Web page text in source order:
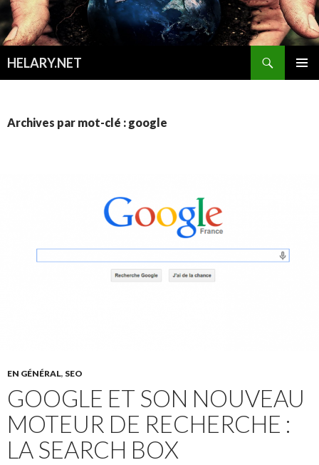
HELARY.NET
Archives par mot-clé : google
EN GÉNÉRAL, SEO
GOOGLE ET SON NOUVEAU
MOTEUR DE RECHERCHE :
LA SEARCH BOX